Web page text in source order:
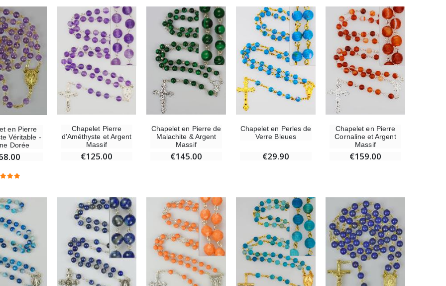
en Pierre
Véritable -
Dorée
Chapelet Pierre
d'Améthyste et Argent
Massif
€125.00
Chapelet en Pierre de
Malachite & Argent
Massif
€145.00
Chapelet en Perles de
Verre Bleues
€29.90
Chapelet en Pierre
Cornaline et Argent
Massif
€159.00
€12.90
Médaille Miraculeuse Or 9 Carats - 10 mm
€130.00
€2.50
€5.00
Bonbons Pastilles Menthe à l'Eau de Lourdes - 130g
€7.90
-10%
€5.50 €4.95
Huile d'Onction
€9.90
€12.90
€5.00